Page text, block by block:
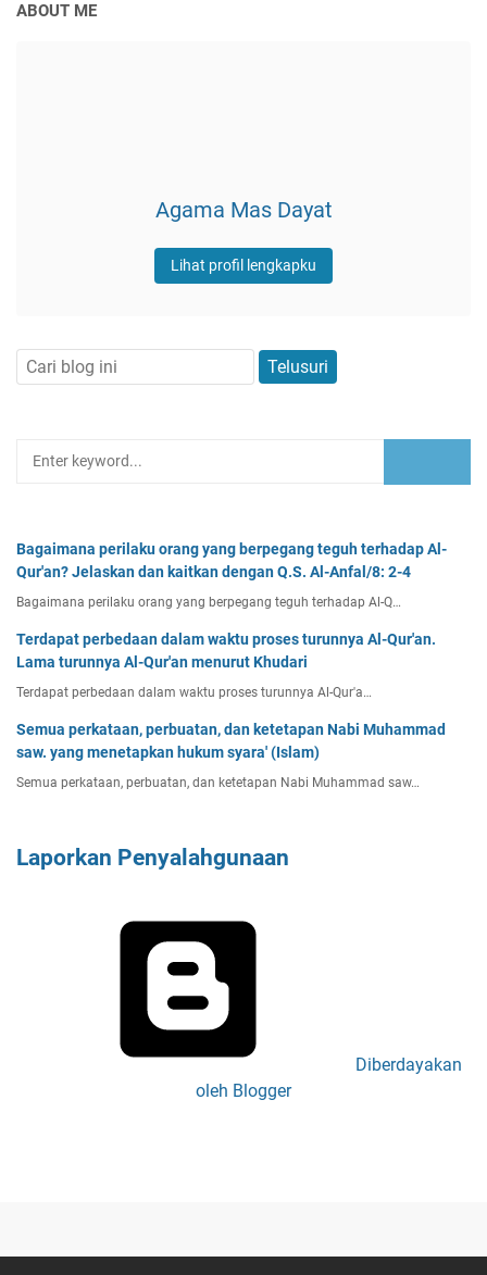
ABOUT ME
Agama Mas Dayat
Lihat profil lengkapku
Bagaimana perilaku orang yang berpegang teguh terhadap Al-
Qur'an? Jelaskan dan kaitkan dengan Q.S. Al-Anfal/8: 2-4
Bagaimana perilaku orang yang berpegang teguh terhadap Al-Q…
Terdapat perbedaan dalam waktu proses turunnya Al-Qur'an.
Lama turunnya Al-Qur'an menurut Khudari
Terdapat perbedaan dalam waktu proses turunnya Al-Qur'a…
Semua perkataan, perbuatan, dan ketetapan Nabi Muhammad
saw. yang menetapkan hukum syara' (Islam)
Semua perkataan, perbuatan, dan ketetapan Nabi Muhammad saw…
Laporkan Penyalahgunaan
Diberdayakan
oleh Blogger